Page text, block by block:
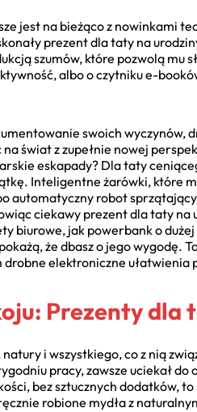
jest na bieżąco z nowinkami
prezent dla taty na
szumów, które pozwolą mu
albo o czytniku e-
swoich
świat z zupełnie nowej
eskapady? Dla taty
Inteligentne żarówki, które
automatyczny robot
ciekawy prezent dla taty
biurowe, jak powerbank o
że dbasz o jego wygodę.
elektroniczne
Prezenty
i wszystkiego, co z nią
pracy, zawsze uciekał do
bez sztucznych dodatków,
robione mydła z